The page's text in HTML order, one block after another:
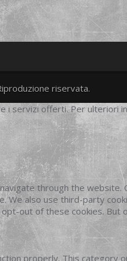
twittergoogleplus
facebook
riservata.
servizi offerti. Per ulteriori
through the
also use third-party
out of these cookies.
properly. This